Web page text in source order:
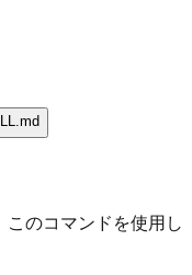
このコマンドを使用し